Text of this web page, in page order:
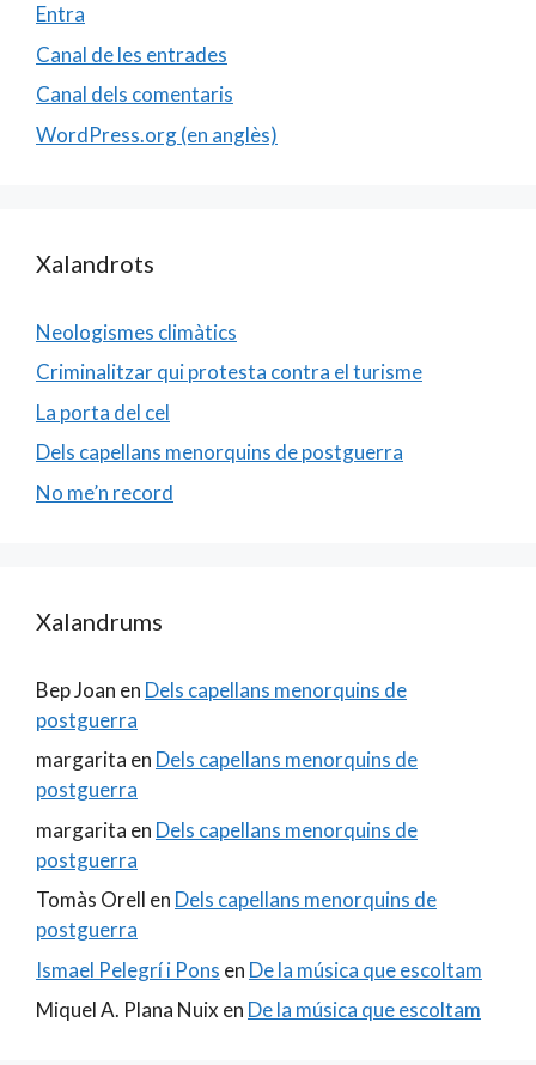
Entra
Canal de les entrades
Canal dels comentaris
WordPress.org (en anglès)
Xalandrots
Neologismes climàtics
Criminalitzar qui protesta contra el turisme
La porta del cel
Dels capellans menorquins de postguerra
No me’n record
Xalandrums
Bep Joan en Dels capellans menorquins de
postguerra
margarita en Dels capellans menorquins de
postguerra
margarita en Dels capellans menorquins de
postguerra
Tomàs Orell en Dels capellans menorquins de
postguerra
Ismael Pelegrí i Pons en De la música que escoltam
Miquel A. Plana Nuix en De la música que escoltam